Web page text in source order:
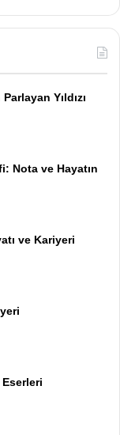
Yıldızı
Nota ve Hayatın
ve Kariyeri